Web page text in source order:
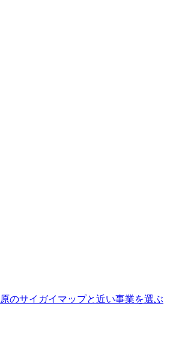
原のサイガイマップと近い事業を選ぶ